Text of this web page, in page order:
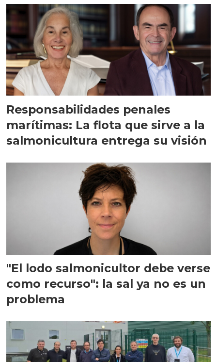
Responsabilidades penales
marítimas: La flota que sirve a la
salmonicultura entrega su visión
"El lodo salmonicultor debe verse
como recurso": la sal ya no es un
problema